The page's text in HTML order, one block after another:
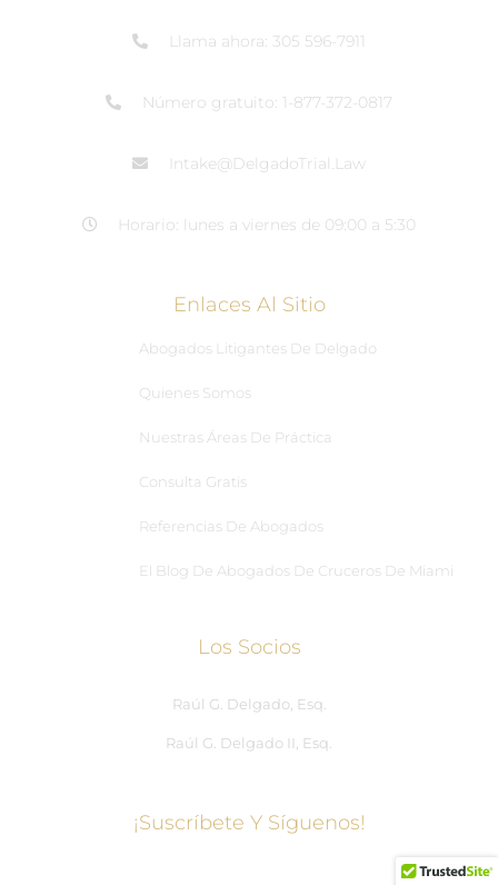
Llama ahora: 305 596-7911
Número gratuito: 1-877-372-0817
Intake@DelgadoTrial.Law
Horario: lunes a viernes de 09:00 a 5:30
Enlaces Al Sitio
Abogados Litigantes De Delgado
Quienes Somos
Nuestras Áreas De Práctica
Consulta Gratis
Referencias De Abogados
El Blog De Abogados De Cruceros De Miami
Los Socios
Raúl G. Delgado, Esq.
Raúl G. Delgado II, Esq.
¡Suscríbete Y Síguenos!